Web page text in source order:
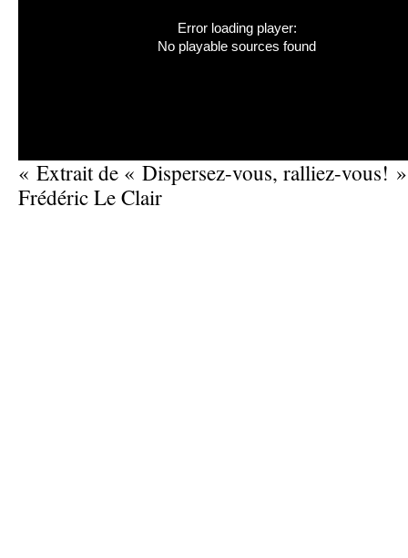
Error loading player:
No playable sources found
« Extrait de « Dispersez-vous, ralliez-vous!
Frédéric Le Clair